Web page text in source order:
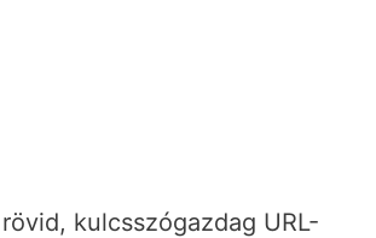
kulcsszógazdag URL-